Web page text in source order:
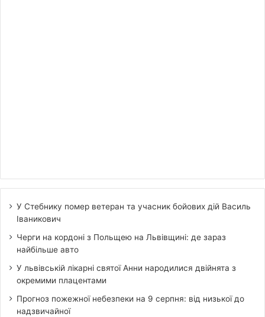
У Стебнику помер ветеран та учасник бойових дій Василь
Іваникович
Черги на кордоні з Польщею на Львівщині: де зараз
найбільше авто
У львівській лікарні святої Анни народилися двійнята з
окремими плацентами
Прогноз пожежної небезпеки на 9 серпня: від низької до
надзвичайної